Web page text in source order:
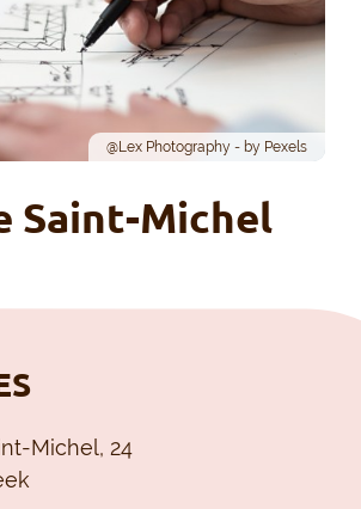
@Lex Photography - by Pexels
Saint-Michel
Michel, 24